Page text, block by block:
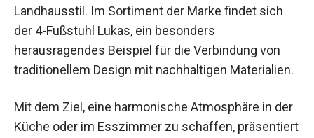
Landhausstil. Im Sortiment der Marke findet sich
der 4-Fußstuhl Lukas, ein besonders
herausragendes Beispiel für die Verbindung von
traditionellem Design mit nachhaltigen Materialien.
Mit dem Ziel, eine harmonische Atmosphäre in der
Küche oder im Esszimmer zu schaffen, präsentiert